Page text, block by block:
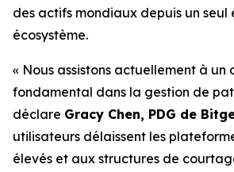
des actifs mondiaux depuis un seul
écosystème.
« Nous assistons actuellement à un
fondamental dans la gestion de
déclare Gracy Chen, PDG de
utilisateurs délaissent les
élevés et aux structures de